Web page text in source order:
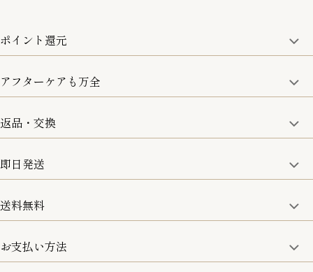
ポイント還元
商品金額の10%をポイント還元いたします。
アフターケアも万全
取り扱い商品はすべて正規品となります。
修理などのご相談に関しましては、責任を持って対応させてい
ただきます。
返品・交換
8日以内なら、返品・交換も可能です。
即日発送
15:00までのご注文は即日発送
お取寄せ商品を除く
送料無料
5,500円(税込)以上で全国送料無料となります。
お支払い方法